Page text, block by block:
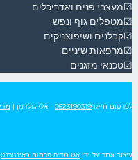
☑מעצבי פנים ואדריכלים
☑מטפלים גוף ונפש
☑קבלנים ושיפוצניקים
☑מרפאות שיניים
☑טכנאי מזגנים
לפרסום חייגו 0523190319 - אלי גולדמן |
עיצוב אתר על ידי אגו מדיה פרסום באינטרנט